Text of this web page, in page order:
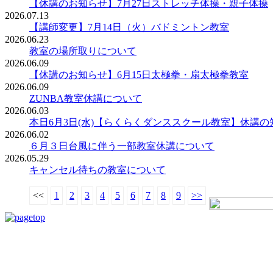
【休講のお知らせ】7月27日ストレッチ体操・親子体操
2026.07.13
【講師変更】7月14日（火）バドミントン教室
2026.06.23
教室の場所取りについて
2026.06.09
【休講のお知らせ】6月15日太極拳・扇太極拳教室
2026.06.09
ZUNBA教室休講について
2026.06.03
本日6月3日(水)【らくらくダンススクール教室】休講の
2026.06.02
６月３日台風に伴う一部教室休講について
2026.05.29
キャンセル待ちの教室について
<< 1 2 3 4 5 6 7 8 9 >>